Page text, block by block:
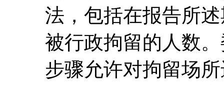
法，包括在报告所
被行政拘留的人数
步骤允许对拘留场